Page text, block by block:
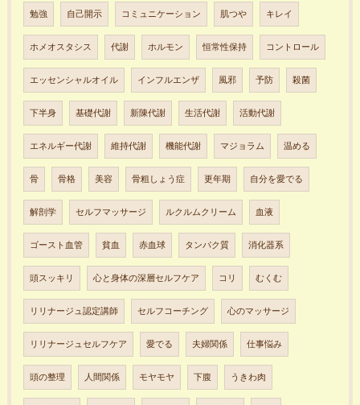
勉強 自己開示 コミュニケーション 肌つや キレイ
ホメオスタシス 代謝 ホルモン 恒常性保持 コントロール
エッセンシャルオイル インフルエンザ 風邪 予防 殺菌
下半身 基礎代謝 新陳代謝 生活代謝 活動代謝
エネルギー代謝 維持代謝 機能代謝 マジョラム 温める
骨 骨格 美容 骨粗しょう症 更年期 自分を愛でる
解剖学 セルフマッサージ ルクルムクリーム 血液
ゴースト血管 貧血 赤血球 タンパク質 消化器系
頭スッキリ 心と身体の深層セルフケア コリ むくむ
リリナージュ認定講師 セルフコーチング 心のマッサージ
リリナージュセルフケア 愛でる 夫婦関係 仕事悩み
頭の整理 人間関係 モヤモヤ 下腹 うきわ肉